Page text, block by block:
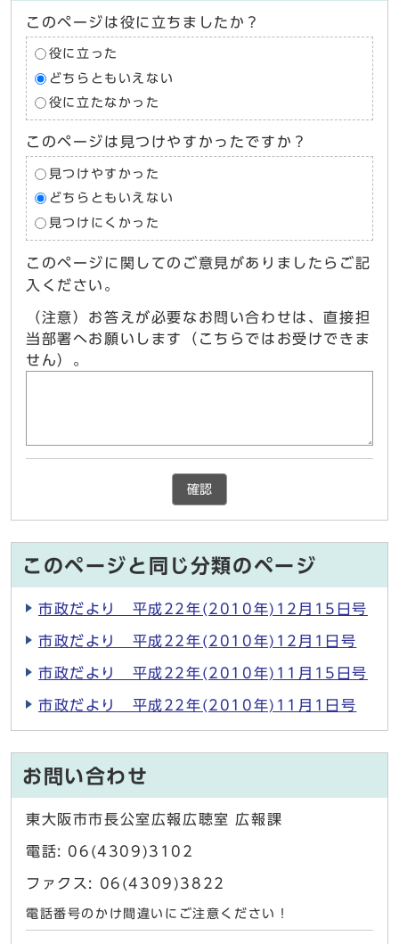
このページは役に立ちましたか？
役に立った
どちらともいえない
役に立たなかった
このページは見つけやすかったですか？
見つけやすかった
どちらともいえない
見つけにくかった
このページに関してのご意見がありましたらご記
入ください。
（注意）お答えが必要なお問い合わせは、直接担
当部署へお願いします（こちらではお受けできま
せん）。
確認
このページと同じ分類のページ
市政だより 平成22年(2010年)12月15日号
市政だより 平成22年(2010年)12月1日号
市政だより 平成22年(2010年)11月15日号
市政だより 平成22年(2010年)11月1日号
お問い合わせ
東大阪市市長公室広報広聴室 広報課
電話: 06(4309)3102
ファクス: 06(4309)3822
電話番号のかけ間違いにご注意ください！